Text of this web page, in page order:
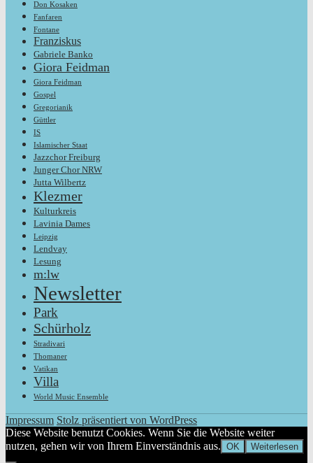
Don Kosaken
Fanfaren
Fontane
Franziskus
Gabriele Banko
Giora Feidman
Giora Feidman
Gospel
Gregorianik
Güttler
IS
Islamischer Staat
Jazzchor Freiburg
Junger Chor NRW
Jutta Wilbertz
Klezmer
Kulturkreis
Lavinia Dames
Leipzig
Lendvay
Lesung
m:lw
Newsletter
Park
Schürholz
Stradivari
Thomaner
Vatikan
Villa
World Music Ensemble
Impressum Stolz präsentiert von WordPress
Diese Website benutzt Cookies. Wenn Sie die Website weiter
nutzen, gehen wir von Ihrem Einverständnis aus. OK Weiterlesen